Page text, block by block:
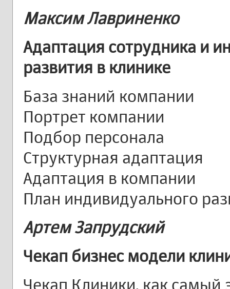
Максим Лавриненко
Адаптация сотрудника и
развития в клинике
База знаний компании
Портрет компании
Подбор персонала
Структурная адаптация
Адаптация в компании
План индивидуального
Артем Запрудский
Чекап бизнес модели
Чекап Клиники, как